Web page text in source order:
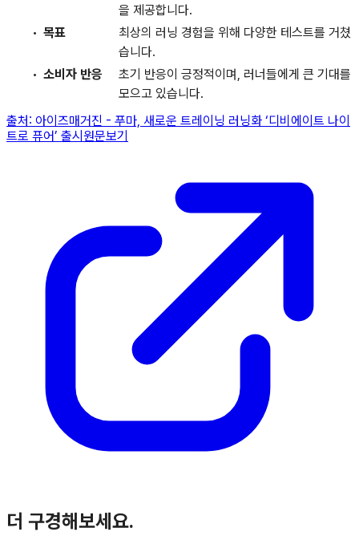
을 제공합니다.
목표
최상의 러닝 경험을 위해 다양한 테스트를 거쳤
습니다.
소비자 반응
초기 반응이 긍정적이며, 러너들에게 큰 기대를
모으고 있습니다.
출처: 아이즈매거진 - 푸마, 새로운 트레이닝 러닝화 ‘디비에이트 나이
트로 퓨어’ 출시 원문보기
더 구경해보세요.